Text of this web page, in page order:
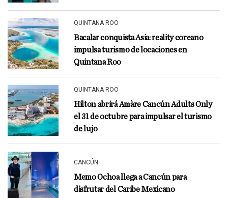
QUINTANA ROO
Bacalar conquista Asia: reality coreano
impulsa turismo de locaciones en
Quintana Roo
QUINTANA ROO
Hilton abrirá Amàre Cancún Adults Only
el 31 de octubre para impulsar el turismo
de lujo
CANCÚN
Memo Ochoa llega a Cancún para
disfrutar del Caribe Mexicano